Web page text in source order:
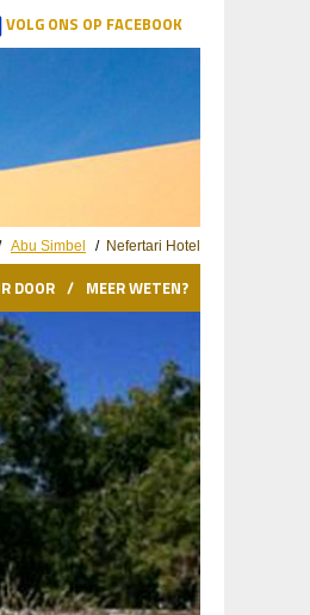
VOLG ONS OP FACEBOOK
Abu Simbel / Nefertari Hotel
MEER WETEN?
/
DOOR